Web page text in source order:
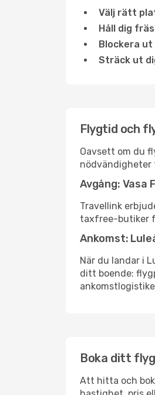
Välj rätt
Håll dig
Blockera ut
Sträck ut
Flygtid och
Oavsett om du
nödvändigheter
Avgång: Vasa
Travellink
taxfree-butiker
Ankomst:
När du landar i
ditt boende:
Boka ditt
Att hitta och